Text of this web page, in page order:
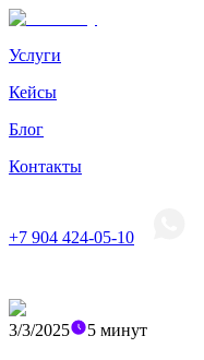
Услуги
Кейсы
Блог
Контакты
+7 904 424-05-10
3/3/2025 5 минут